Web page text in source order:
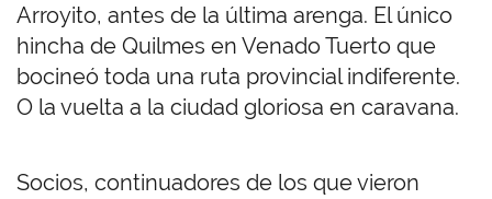
Arroyito, antes de la última arenga. El único
hincha de Quilmes en Venado Tuerto que
bocineó toda una ruta provincial indiferente.
O la vuelta a la ciudad gloriosa en caravana.
Socios, continuadores de los que vieron